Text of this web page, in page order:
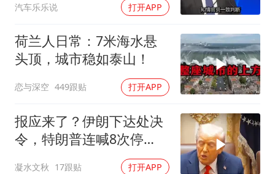
乐享全民健身 共筑健康中国
汽车乐乐说 打开APP
荷兰人日常：7米海水悬
头顶，城市稳如泰山！
恋与深空 449跟贴 打开APP
报应来了？伊朗下达处决
令，特朗普连喊8次停
手，海外资产遭清算
凝水文秋 17跟贴 打开APP